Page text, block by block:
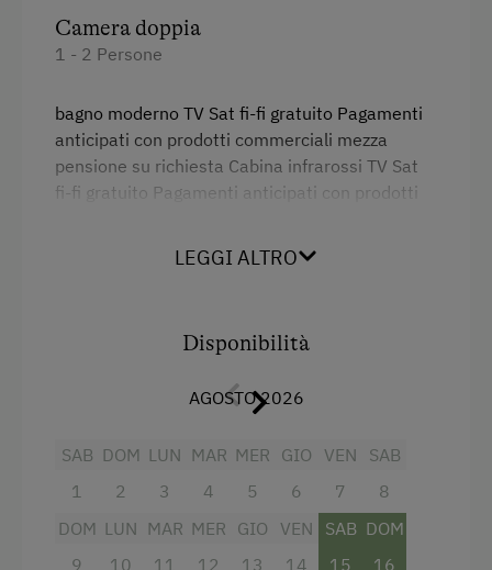
Camera doppia
1 - 2 Persone
bagno moderno TV Sat fi-fi gratuito Pagamenti
anticipati con prodotti commerciali mezza
pensione su richiesta Cabina infrarossi TV Sat
fi-fi gratuito Pagamenti anticipati con prodotti
Cabina infrarossi Doccia/WC, doccia/WC,
bagno... Balcone con vista meravigliosa
Letto matrimoniale (kingsize)
LEGGI ALTRO
Disponibilità
AGOSTO 2026
SAB
1
DOM
2
LUN
3
MAR
4
MER
5
GIO
6
VEN
7
SAB
8
DOM
9
LUN
10
MAR
11
MER
12
GIO
13
VEN
14
SAB
15
DOM
16